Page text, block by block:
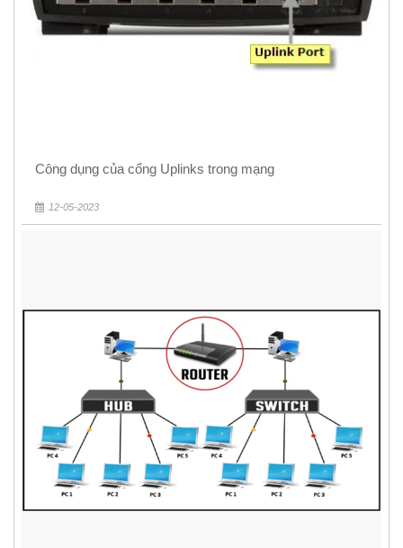
Công dụng của cổng Uplinks trong mạng
12-05-2023